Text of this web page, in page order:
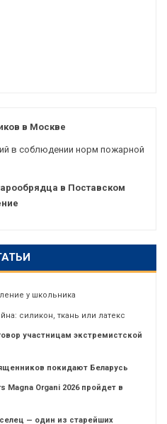
в Москве
в соблюдении норм пожарной
в Поставском
у школьника
силикон, ткань или латекс
участницам экстремистской
покидают Беларусь
Magna Organi 2026 пройдет в
— один из старейших